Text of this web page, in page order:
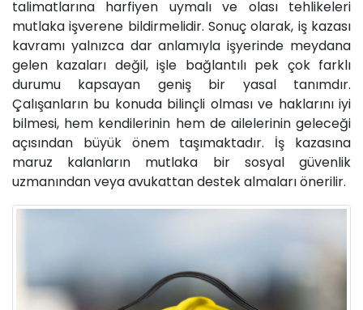
talimatlarına harfiyen uymalı ve olası tehlikeleri
mutlaka işverene bildirmelidir. Sonuç olarak, iş kazası
kavramı yalnızca dar anlamıyla işyerinde meydana
gelen kazaları değil, işle bağlantılı pek çok farklı
durumu kapsayan geniş bir yasal tanımdır.
Çalışanların bu konuda bilinçli olması ve haklarını iyi
bilmesi, hem kendilerinin hem de ailelerinin geleceği
açısından büyük önem taşımaktadır. İş kazasına
maruz kalanların mutlaka bir sosyal güvenlik
uzmanından veya avukattan destek almaları önerilir.